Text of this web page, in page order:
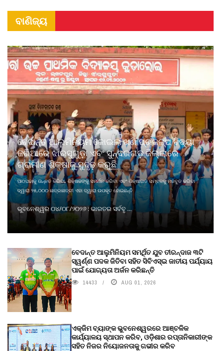
ବାଣିଜ୍ୟ
ବେଦାନ୍ତ ଆଲୁମିନିୟମ କୋଇଲା ଖଣି ପ୍ରକଳ୍ପ ବିଦ୍ୟା
ଜରିଆରେ ଝାରସୁଗୁଡ଼ା ଏବଂ ସୁନ୍ଦରଗଡ଼ ଜିଲ୍ଲାରେ
ଗ୍ରାମୀଣ ଶିକ୍ଷାକୁ ସୁଦୃଢ଼ କରୁଛି
ପାଠପଢାକୁ ଉନ୍ନତ କରିବା, ଶିକ୍ଷକଙ୍କୁ ସମର୍ଥନ କରିବା ଏବଂ ଶିକ୍ଷାଗତ ସମ୍ବଳକୁ ମଜବୁତ କରିବା
ଦ୍ୱାରା ୨୫,୦୦୦ ଛାତ୍ରଛାତ୍ରୀ ଏହା ଦ୍ୱାରା ଉପକୃତ ହୋଇଛନ୍ତି
ଭୁବନେଶ୍ୱର ୦୪/୦୮/୨୦୨୬ : ଭାରତର ସର୍ବବୃ ...
ବେଦାନ୍ତ ଆଲୁମିନିୟମ ସମର୍ଥିତ ଯୁବ ତୀରନ୍ଦାଜ ୩ଟି
ସ୍ୱର୍ଣ୍ଣ ପଦକ ଜିତିବା ସହିତ ସିବିଏସ୍ଇ ଜାତୀୟ ପର୍ଯ୍ୟାୟ
ପାଇଁ ଯୋଗ୍ୟତା ଅର୍ଜନ କରିଛନ୍ତି
14433 AUG 01, 2026
ଏକ୍ଜିମ ବ୍ୟାଙ୍କ ଭୁବନେଶ୍ୱରରେ ଆଞ୍ଚଳିକ
କାର୍ଯ୍ୟାଳୟ ସ୍ଥାପନ କରିବ, ଓଡ଼ିଶାର ରପ୍ତାନିକାରୀଙ୍କ
ସହିତ ନିଜର ନିୟୋଜନତାକୁ ଗଭୀର କରିବ